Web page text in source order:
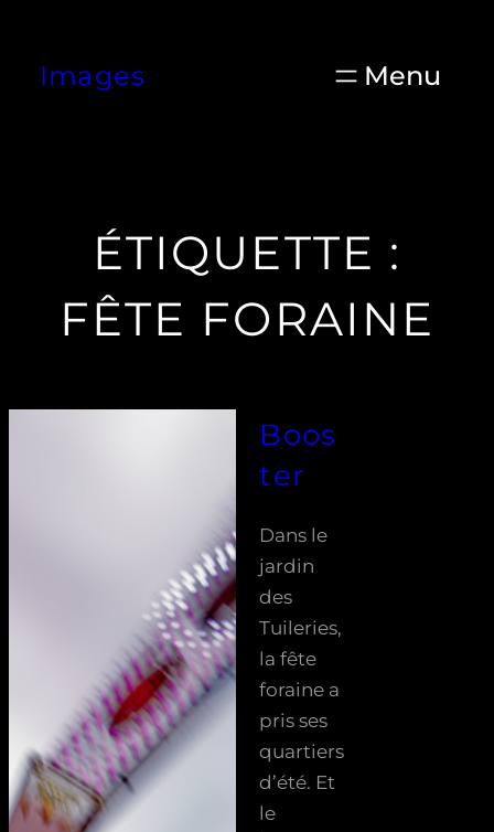
contenu
Images
ÉTIQUETTE :
FÊTE FORAINE
Boos
ter
Dans le
jardin
des
Tuileries,
la fête
foraine a
pris ses
quartiers
d’été. Et
le